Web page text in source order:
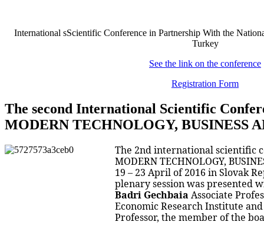
International sScientific Conference in Partnership With the
Turkey
See the link on the conference
Registration Form
The second International Scientific
MODERN TECHNOLOGY, BUSINESS
The 2nd international scientific
MODERN TECHNOLOGY,
19 – 23 April of 2016 in Slovak
plenary session waspresented
Badri Gechbaia Associate
Economic Research Institute
Professor, the member of the